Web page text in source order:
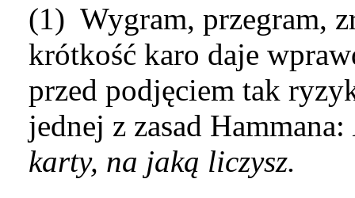
(1) Wygram, przegram,
krótkość karo daje
przed podjęciem tak
jednej z zasad Hammana:
karty, na jaką liczysz.